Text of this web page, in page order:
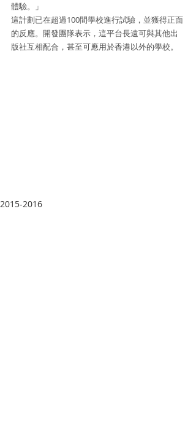
體驗。」
這計劃已在超過100間學校進行試驗，並獲得正面
的反應。開發團隊表示，這平台長遠可與其他出
版社互相配合，甚至可應用於香港以外的學校。
2015-2016